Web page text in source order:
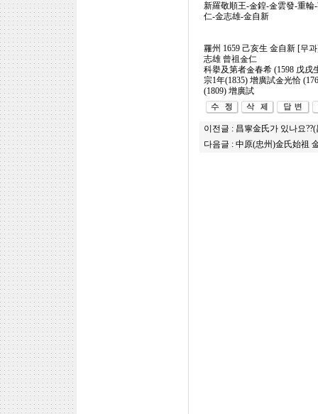
新羅敬順王-金鍠-金雲發-重
仁-金志雄-金自新
羅州 1659 己亥生 金自新 [무
志雄 曾祖金仁
科擧及第者金春希 (1598 戊戌
宗1年(1835) 增廣試金光恰
(1809) 增廣試
이전글 : 昌寧金氏가 있나요
다음글 : 中原(忠州)金氏始祖